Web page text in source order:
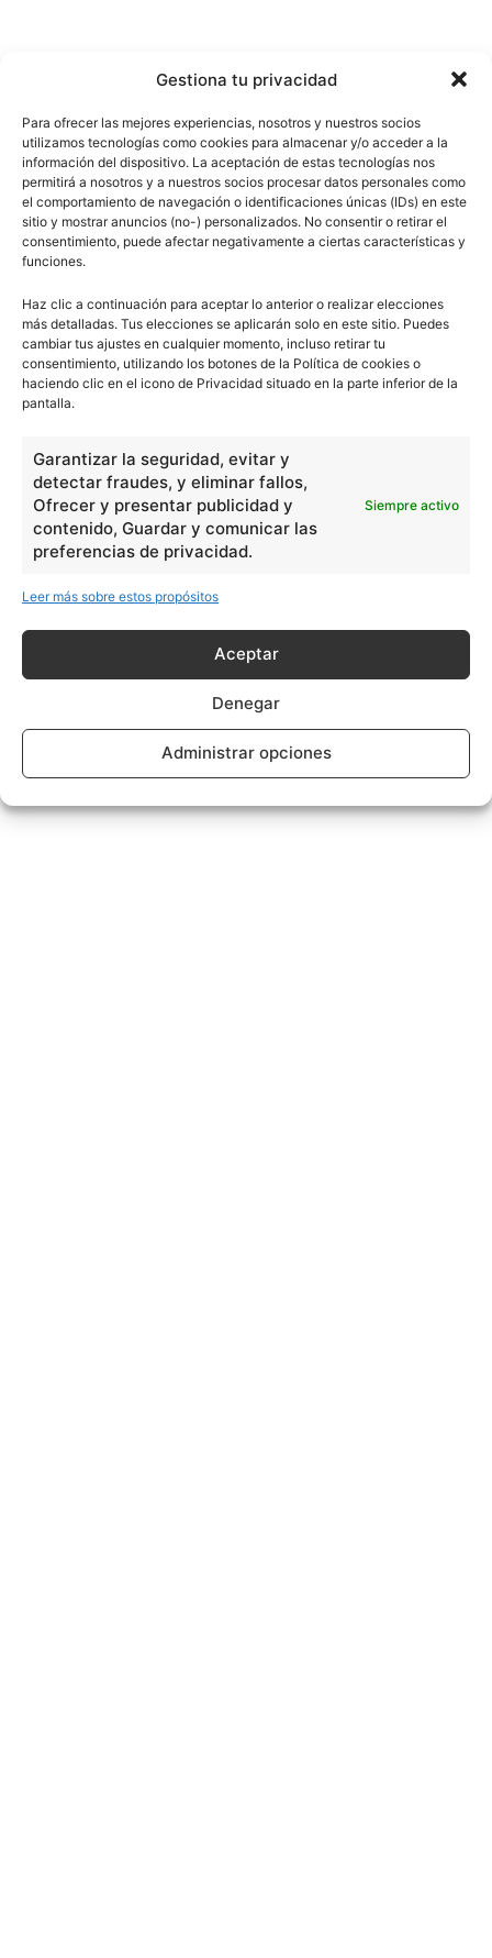
Gestiona tu privacidad
Para ofrecer las mejores experiencias, nosotros y nuestros socios
utilizamos tecnologías como cookies para almacenar y/o acceder a la
información del dispositivo. La aceptación de estas tecnologías nos
permitirá a nosotros y a nuestros socios procesar datos personales como
el comportamiento de navegación o identificaciones únicas (IDs) en este
sitio y mostrar anuncios (no-) personalizados. No consentir o retirar el
consentimiento, puede afectar negativamente a ciertas características y
funciones.
Haz clic a continuación para aceptar lo anterior o realizar elecciones
más detalladas. Tus elecciones se aplicarán solo en este sitio. Puedes
cambiar tus ajustes en cualquier momento, incluso retirar tu
consentimiento, utilizando los botones de la Política de cookies o
haciendo clic en el icono de Privacidad situado en la parte inferior de la
pantalla.
Garantizar la seguridad, evitar y
detectar fraudes, y eliminar fallos,
Ofrecer y presentar publicidad y
contenido, Guardar y comunicar las
preferencias de privacidad.
Siempre activo
Leer más sobre estos propósitos
Aceptar
Denegar
Administrar opciones